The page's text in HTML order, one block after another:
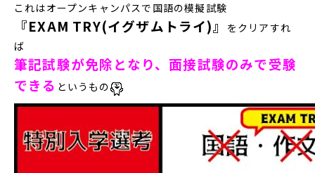
これはオープンキャンパスで国語の模擬試験
『EXAM TRY(イグザムトライ)』
をクリアすれ
ば
筆記試験が免除となり、面接試験のみで受験
できる というもの